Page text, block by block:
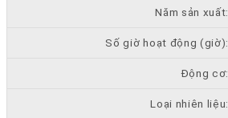
Năm sản xuất:
Số giờ hoạt động (giờ):
Động cơ:
Loại nhiên liệu: